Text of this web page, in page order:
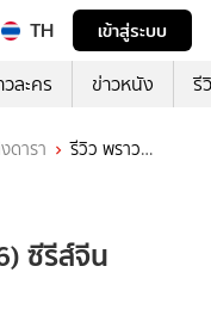
TH
เข้าสู่ระบบ
วละคร ข่าวหนัง รี
ดารา
รีวิว พราว
ซีรีส์จีน